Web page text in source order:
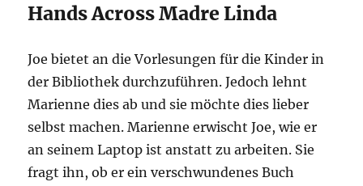
Hands Across Madre Linda
Joe bietet an die Vorlesungen für die Kinder in
der Bibliothek durchzuführen. Jedoch lehnt
Marienne dies ab und sie möchte dies lieber
selbst machen. Marienne erwischt Joe, wie er
an seinem Laptop ist anstatt zu arbeiten. Sie
fragt ihn, ob er ein verschwundenes Buch